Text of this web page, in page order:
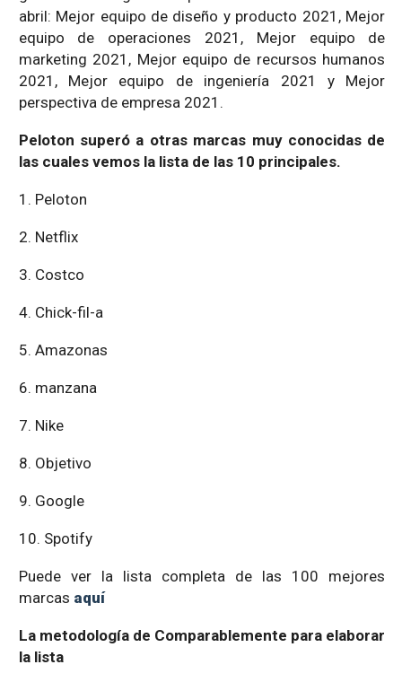
abril: Mejor equipo de diseño y producto 2021, Mejor
equipo de operaciones 2021, Mejor equipo de
marketing 2021, Mejor equipo de recursos humanos
2021, Mejor equipo de ingeniería 2021 y Mejor
perspectiva de empresa 2021.
Peloton superó a otras marcas muy conocidas de
las cuales vemos la lista de las 10 principales.
1. Peloton
2. Netflix
3. Costco
4. Chick-fil-a
5. Amazonas
6. manzana
7. Nike
8. Objetivo
9. Google
10. Spotify
Puede ver la lista completa de las 100 mejores
marcas aquí
La metodología de Comparablemente para elaborar
la lista